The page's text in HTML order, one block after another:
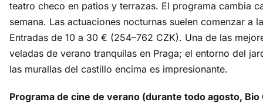
teatro checo en patios y terrazas. El programa cambia
semana. Las actuaciones nocturnas suelen comenzar a
Entradas de 10 a 30 € (254–762 CZK). Una de las
veladas de verano tranquilas en Praga; el entorno del
las murallas del castillo encima es impresionante.
Programa de cine de verano (durante todo agosto, Bio